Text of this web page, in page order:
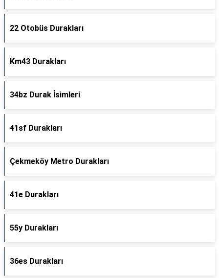
22 Otobüs Durakları
Km43 Durakları
34bz Durak İsimleri
41sf Durakları
Çekmeköy Metro Durakları
41e Durakları
55y Durakları
36es Durakları